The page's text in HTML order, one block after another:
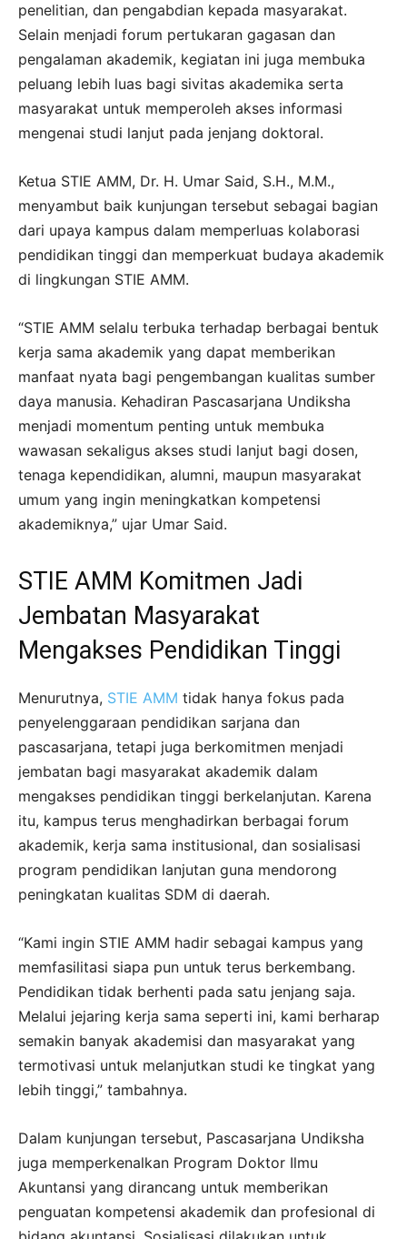
penelitian, dan pengabdian kepada masyarakat.
Selain menjadi forum pertukaran gagasan dan
pengalaman akademik, kegiatan ini juga membuka
peluang lebih luas bagi sivitas akademika serta
masyarakat untuk memperoleh akses informasi
mengenai studi lanjut pada jenjang doktoral.
Ketua STIE AMM, Dr. H. Umar Said, S.H., M.M.,
menyambut baik kunjungan tersebut sebagai bagian
dari upaya kampus dalam memperluas kolaborasi
pendidikan tinggi dan memperkuat budaya akademik
di lingkungan STIE AMM.
“STIE AMM selalu terbuka terhadap berbagai bentuk
kerja sama akademik yang dapat memberikan
manfaat nyata bagi pengembangan kualitas sumber
daya manusia. Kehadiran Pascasarjana Undiksha
menjadi momentum penting untuk membuka
wawasan sekaligus akses studi lanjut bagi dosen,
tenaga kependidikan, alumni, maupun masyarakat
umum yang ingin meningkatkan kompetensi
akademiknya,” ujar Umar Said.
STIE AMM Komitmen Jadi
Jembatan Masyarakat
Mengakses Pendidikan Tinggi
Menurutnya, STIE AMM tidak hanya fokus pada
penyelenggaraan pendidikan sarjana dan
pascasarjana, tetapi juga berkomitmen menjadi
jembatan bagi masyarakat akademik dalam
mengakses pendidikan tinggi berkelanjutan. Karena
itu, kampus terus menghadirkan berbagai forum
akademik, kerja sama institusional, dan sosialisasi
program pendidikan lanjutan guna mendorong
peningkatan kualitas SDM di daerah.
“Kami ingin STIE AMM hadir sebagai kampus yang
memfasilitasi siapa pun untuk terus berkembang.
Pendidikan tidak berhenti pada satu jenjang saja.
Melalui jejaring kerja sama seperti ini, kami berharap
semakin banyak akademisi dan masyarakat yang
termotivasi untuk melanjutkan studi ke tingkat yang
lebih tinggi,” tambahnya.
Dalam kunjungan tersebut, Pascasarjana Undiksha
juga memperkenalkan Program Doktor Ilmu
Akuntansi yang dirancang untuk memberikan
penguatan kompetensi akademik dan profesional di